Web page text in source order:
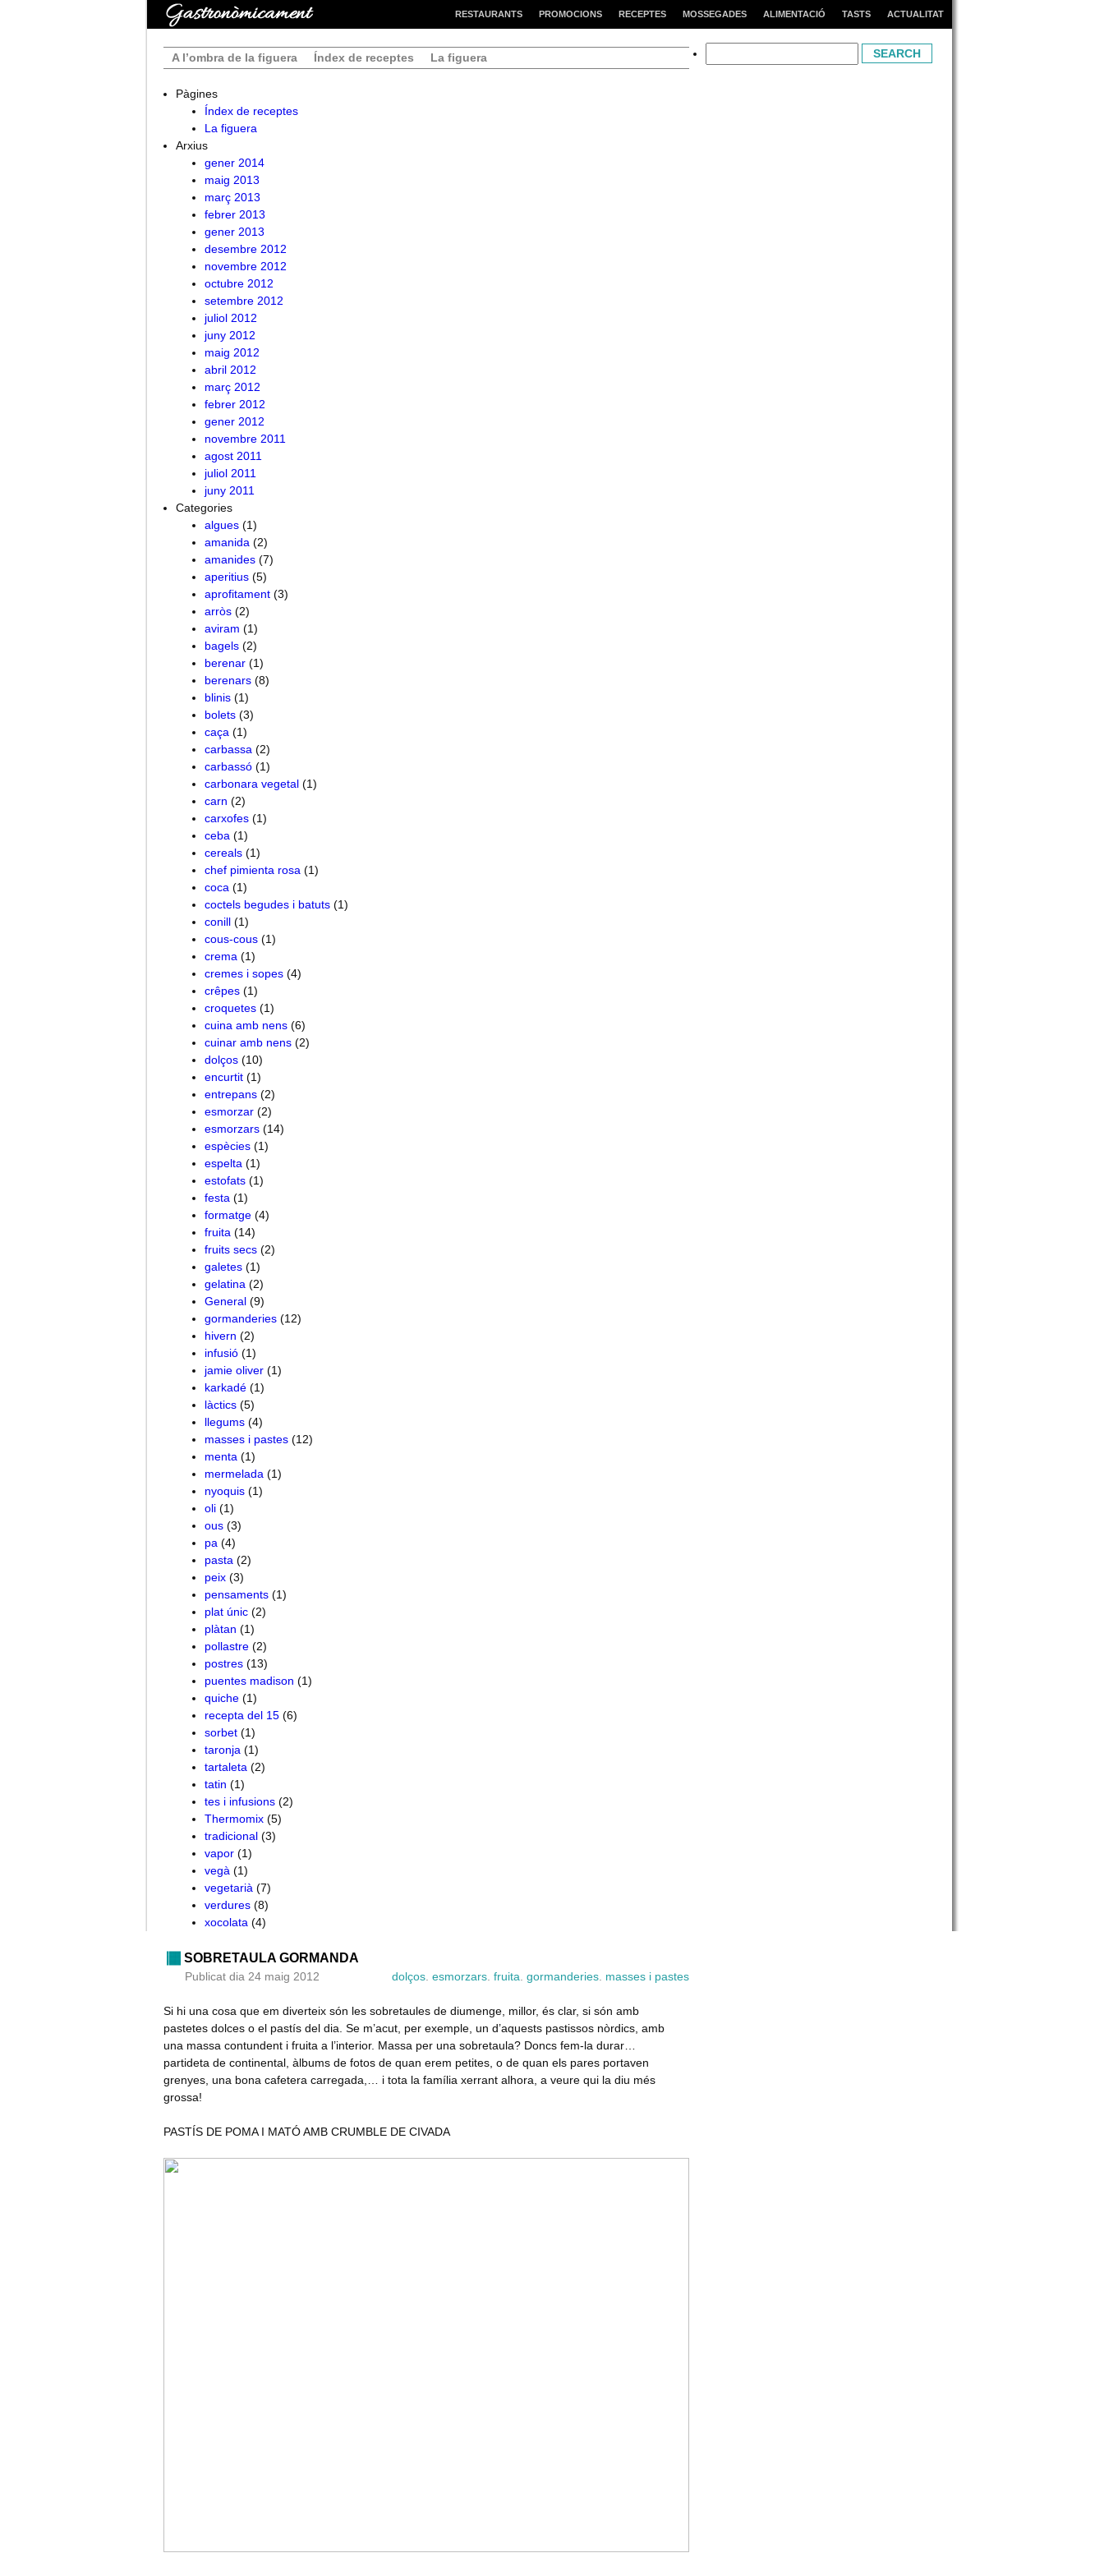
ACTUALITAT
TASTS
ALIMENTACIÓ
MOSSEGADES
RECEPTES
PROMOCIONS
RESTAURANTS
A l’ombra de la figuera Índex de receptes La figuera
for:
Pàgines
Índex de receptes
La figuera
Arxius
gener 2014
maig 2013
març 2013
febrer 2013
gener 2013
desembre 2012
novembre 2012
octubre 2012
setembre 2012
juliol 2012
juny 2012
maig 2012
abril 2012
març 2012
febrer 2012
gener 2012
novembre 2011
agost 2011
juliol 2011
juny 2011
Categories
algues (1)
amanida (2)
amanides (7)
aperitius (5)
aprofitament (3)
arròs (2)
aviram (1)
bagels (2)
berenar (1)
berenars (8)
blinis (1)
bolets (3)
caça (1)
carbassa (2)
carbassó (1)
carbonara vegetal (1)
carn (2)
carxofes (1)
ceba (1)
cereals (1)
chef pimienta rosa (1)
coca (1)
coctels begudes i batuts (1)
conill (1)
cous-cous (1)
crema (1)
cremes i sopes (4)
crêpes (1)
croquetes (1)
cuina amb nens (6)
cuinar amb nens (2)
dolços (10)
encurtit (1)
entrepans (2)
esmorzar (2)
esmorzars (14)
espècies (1)
espelta (1)
estofats (1)
festa (1)
formatge (4)
fruita (14)
fruits secs (2)
galetes (1)
gelatina (2)
General (9)
gormanderies (12)
hivern (2)
infusió (1)
jamie oliver (1)
karkadé (1)
làctics (5)
llegums (4)
masses i pastes (12)
menta (1)
mermelada (1)
nyoquis (1)
oli (1)
ous (3)
pa (4)
pasta (2)
peix (3)
pensaments (1)
plat únic (2)
plàtan (1)
pollastre (2)
postres (13)
puentes madison (1)
quiche (1)
recepta del 15 (6)
sorbet (1)
taronja (1)
tartaleta (2)
tatin (1)
tes i infusions (2)
Thermomix (5)
tradicional (3)
vapor (1)
vegà (1)
vegetarià (7)
verdures (8)
xocolata (4)
SOBRETAULA GORMANDA
Publicat dia 24 maig 2012 dolços esmorzars fruita gormanderies masses i pastes
Si hi una cosa que em diverteix són les sobretaules de diumenge, millor, és clar, si són amb
pastetes dolces o el pastís del dia. Se m’acut, per exemple, un d’aquests pastissos nòrdics, amb
una massa contundent i fruita a l’interior. Massa per una sobretaula? Doncs fem-la durar…
partideta de continental, àlbums de fotos de quan erem petites, o de quan els pares portaven
grenyes, una bona cafetera carregada,… i tota la família xerrant alhora, a veure qui la diu més
grossa!
PASTÍS DE POMA I MATÓ AMB CRUMBLE DE CIVADA